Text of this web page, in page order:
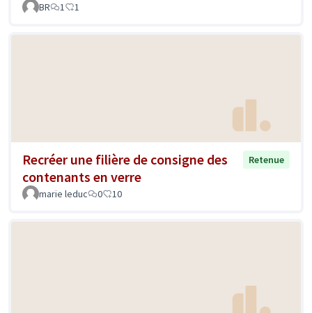
BR 1 1
Recréer une filière de consigne des
contenants en verre
Retenue
marie leduc 0 10